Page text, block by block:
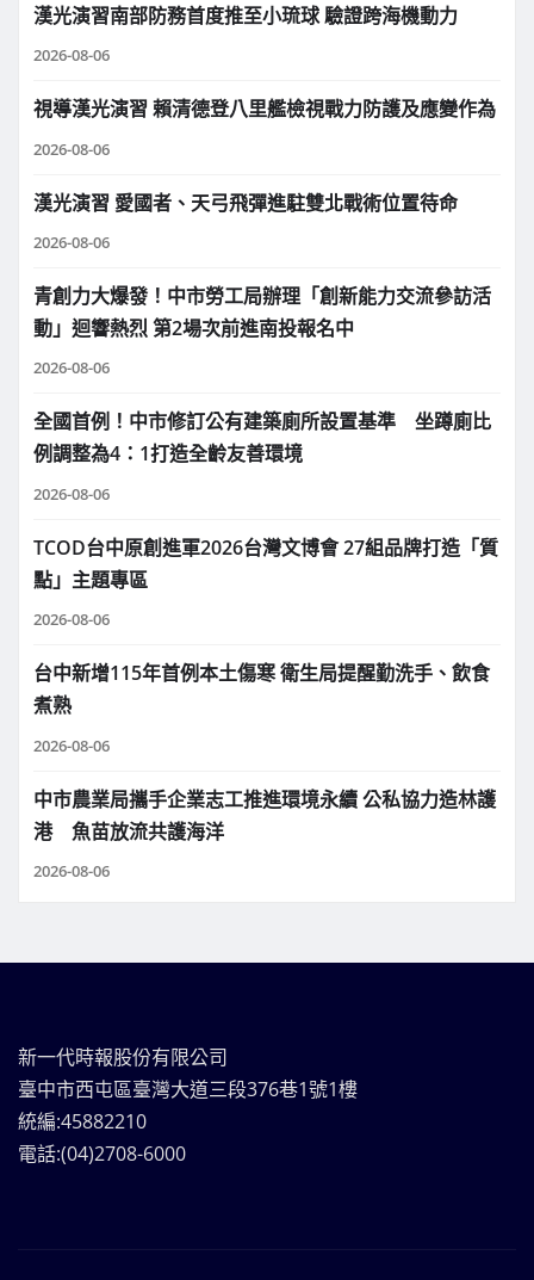
漢光演習南部防務首度推至小琉球 驗證跨海機動力
2026-08-06
視導漢光演習 賴清德登八里艦檢視戰力防護及應變作為
2026-08-06
漢光演習 愛國者、天弓飛彈進駐雙北戰術位置待命
2026-08-06
青創力大爆發！中市勞工局辦理「創新能力交流參訪活
動」迴響熱烈 第2場次前進南投報名中
2026-08-06
全國首例！中市修訂公有建築廁所設置基準 坐蹲廁比
例調整為4：1打造全齡友善環境
2026-08-06
TCOD台中原創進軍2026台灣文博會 27組品牌打造「質
點」主題專區
2026-08-06
台中新增115年首例本土傷寒 衛生局提醒勤洗手、飲食
煮熟
2026-08-06
中市農業局攜手企業志工推進環境永續 公私協力造林護
港 魚苗放流共護海洋
2026-08-06
新一代時報股份有限公司
臺中市西屯區臺灣大道三段376巷1號1樓
統編:45882210
電話:(04)2708-6000